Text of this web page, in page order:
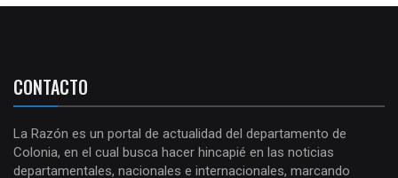
CONTACTO
La Razón es un portal de actualidad del departamento de
Colonia, en el cual busca hacer hincapié en las noticias
departamentales, nacionales e internacionales, marcando